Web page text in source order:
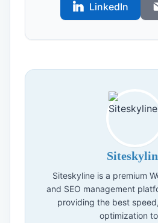
LinkedIn
Siteskyline is a premium
and SEO management
providing the best
optimization